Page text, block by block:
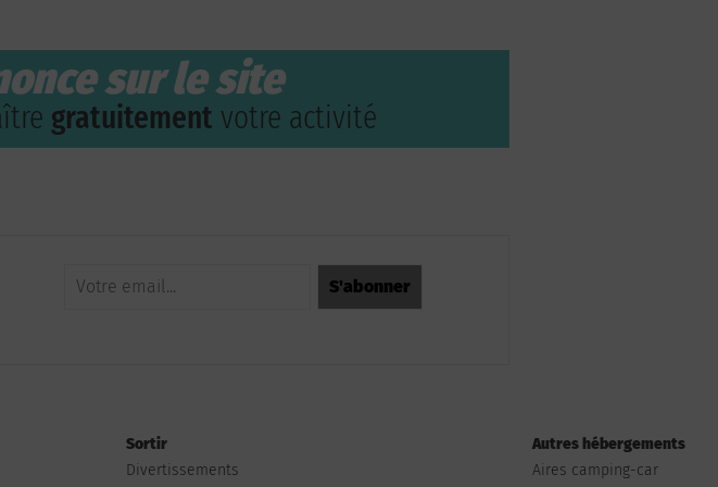
sur le site
gratuitement votre activité
Sortir
Divertissements
Autres hébergements
Aires camping-car